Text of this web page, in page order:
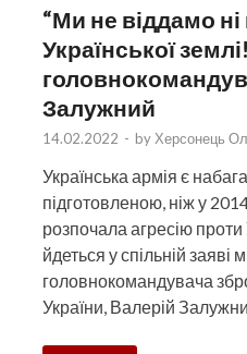
“Ми не віддамо
Української
Залужний
14.02.2022 - byХерсонець
Українська армія є
підготовленою, ніж у
розпочала агресію
йдеться у спільній заяві
головнокомандувача
України, Валерій